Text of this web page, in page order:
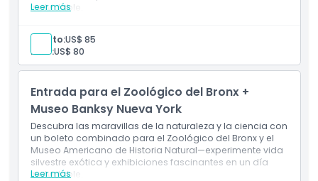
Política para Niños y Adultos
Horario de Apertura
Cosas a Saber
inolvidable.
Leer más
Adulto:US$ 85
Niño:US$ 80
Entrada para el Zoológico del Bronx +
Museo Banksy Nueva York
​Descubra las maravillas de la naturaleza y la ciencia con
un boleto combinado para el Zoológico del Bronx y el
Museo Americano de Historia Natural—experimente vida
silvestre exótica y exhibiciones fascinantes en un día
inolvidable.
Leer más